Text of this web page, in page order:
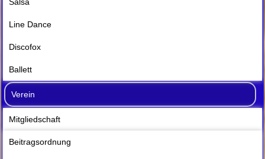
Line Dance
Discofox
Ballett
Verein
Mitgliedschaft
Beitragsordnung